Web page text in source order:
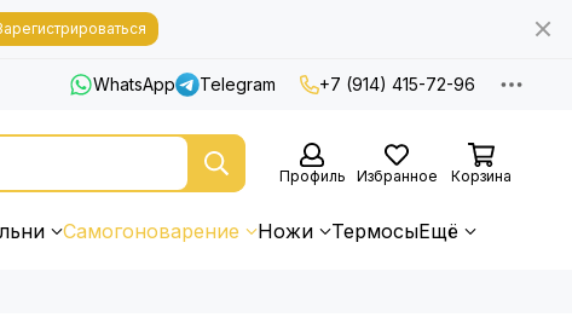
WhatsApp Telegram +7 (914) 415-72-96
Профиль Избранное Корзина
Самогоноварение Ножи ТермосыЕщё